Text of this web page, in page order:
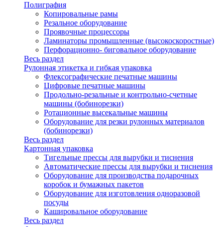
Полиграфия
Копировальные рамы
Резальное оборудование
Проявочные процессоры
Ламинаторы промышленные (высокоскоростные)
Перфорационно- биговальное оборудование
Весь раздел
Рулонная этикетка и гибкая упаковка
Флексографические печатные машины
Цифровые печатные машины
Продольно-резальные и контрольно-счетные
машины (бобинорезки)
Ротационные высекальные машины
Оборудование для резки рулонных материалов
(бобинорезки)
Весь раздел
Картонная упаковка
Тигельные прессы для вырубки и тиснения
Автоматические прессы для вырубки и тиснения
Оборудование для производства подарочных
коробок и бумажных пакетов
Оборудование для изготовления одноразовой
посуды
Кашировальное оборудование
Весь раздел